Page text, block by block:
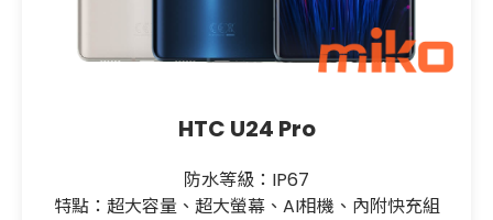
HTC U24 Pro
防水等級：IP67
特點：超大容量、超大螢幕、AI相機、內附快充組